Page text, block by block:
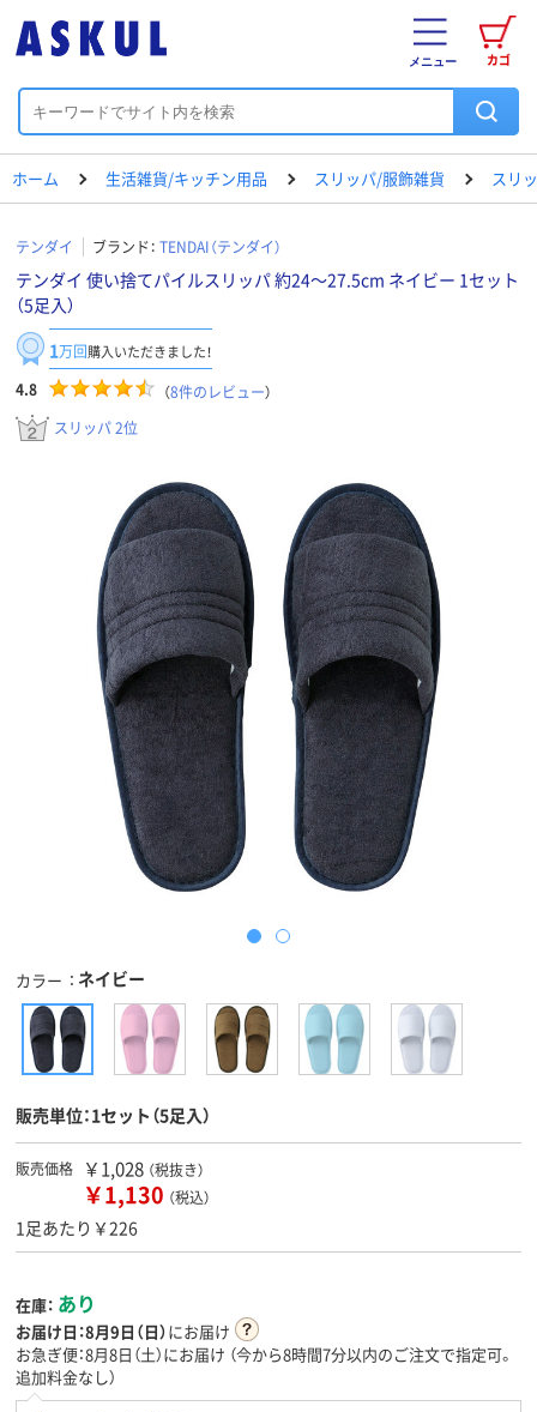
カゴ
メニュー
ホーム 生活雑貨/キッチン用品 スリッパ/服飾雑貨 スリ
テンダイ ブランド： TENDAI（テンダイ）
テンダイ 使い捨てパイルスリッパ 約24～27.5cm ネイビー 1セット
（5足入）
1万回購入いただきました！
4.8 （8件のレビュー）
スリッパ 2位
カラー ネイビー
販売単位：1セット（5足入）
販売価格 ￥1,028 （税抜き）
￥1,130 （税込）
1足あたり￥226
在庫： あり
お届け日：8月9日（日）にお届け
お急ぎ便：8月8日（土）にお届け （今から8時間7分以内のご注文で指定可。
追加料金なし）